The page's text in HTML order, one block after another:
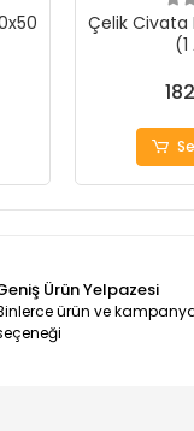
Çelik Civata
Ürün Yelpazesi
ürün ve